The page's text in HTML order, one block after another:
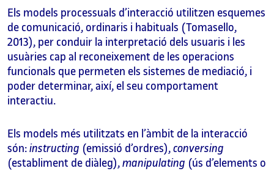
Els models processuals d’interacció utilitzen esquemes
de comunicació, ordinaris i habituals (Tomasello,
2013), per conduir la interpretació dels usuaris i les
usuàries cap al reconeixement de les operacions
funcionals que permeten els sistemes de mediació, i
poder determinar, així, el seu comportament
interactiu.
Els models més utilitzats en l’àmbit de la interacció
són: instructing (emissió d’ordres), conversing
(establiment de diàleg), manipulating (ús d’elements o